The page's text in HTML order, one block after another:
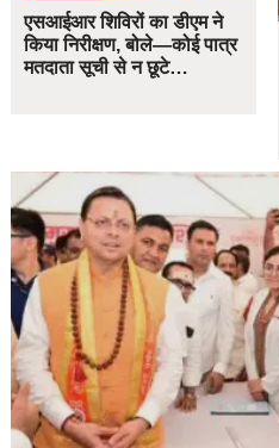
एसआईआर शिविरों का डीएम ने
किया निरीक्षण, बोले—कोई पात्र
मतदाता सूची से न छूटे…